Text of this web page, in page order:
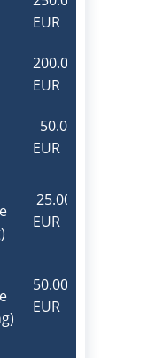
EUR
200.000,00
EUR
50.000,00
EUR
25.000,00
EUR
50.000,00
EUR